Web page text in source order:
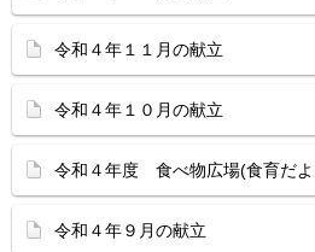
令和４年１１月の献立
令和４年１０月の献立
令和４年度 食べ物広場(食育だ
令和４年９月の献立